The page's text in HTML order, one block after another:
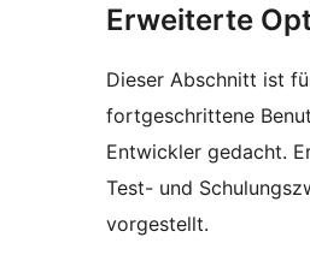
Erweiterte
Dieser Abschnitt ist
fortgeschrittene
Entwickler gedacht.
Test- und
vorgestellt.